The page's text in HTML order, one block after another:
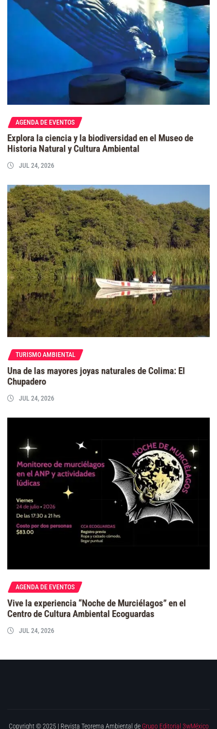
AGENDA DE EVENTOS
Explora la ciencia y la biodiversidad en el Museo de
Historia Natural y Cultura Ambiental
JUL 24, 2026
TURISMO AMBIENTAL
Una de las mayores joyas naturales de Colima: El
Chupadero
JUL 24, 2026
AGENDA DE EVENTOS
Vive la experiencia “Noche de Murciélagos” en el
Centro de Cultura Ambiental Ecoguardas
JUL 24, 2026
Copyright © 2025 | Revista Teorema Ambiental de Grupo Editorial 3wMéxico